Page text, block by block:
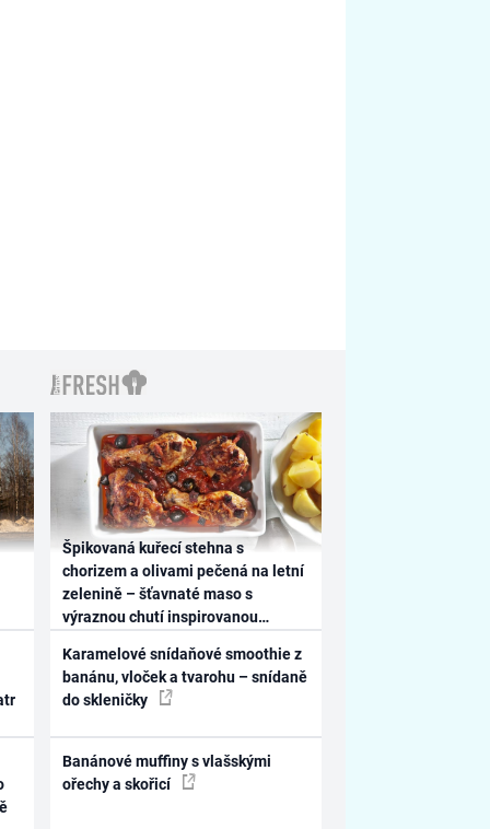
Špikovaná kuřecí stehna s
chorizem a olivami pečená na letní
zelenině – šťavnaté maso s
výraznou chutí inspirovanou
Karamelové snídaňové smoothie z
banánu, vloček a tvarohu – snídaně
do skleničky
Banánové muffiny s vlašskými
ořechy a skořicí